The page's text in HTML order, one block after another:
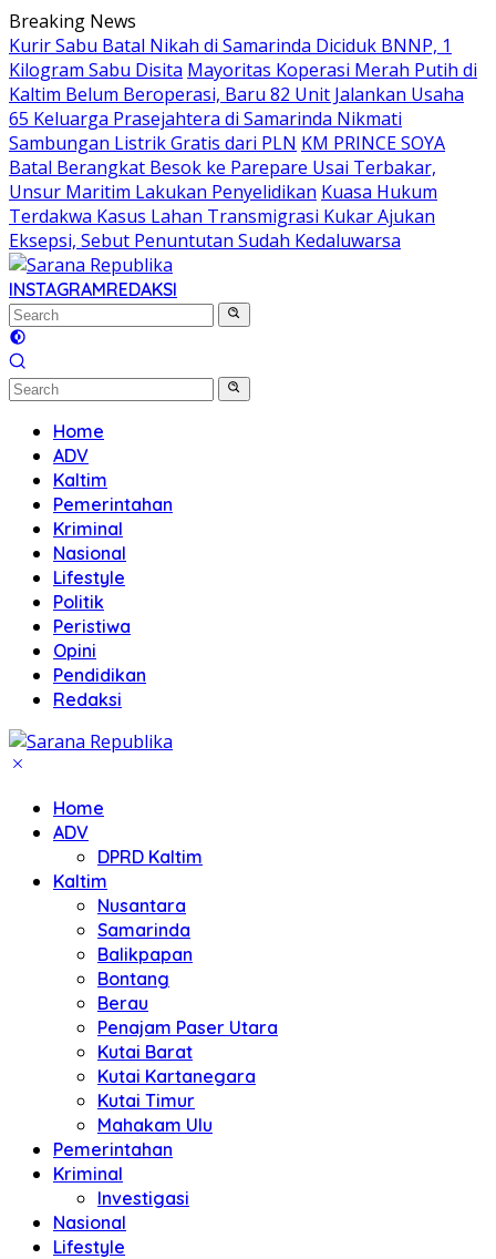
Skip
to
content
Breaking News
Kurir Sabu Batal Nikah di Samarinda Diciduk BNNP, 1
Kilogram Sabu Disita Mayoritas Koperasi Merah Putih di
Kaltim Belum Beroperasi, Baru 82 Unit Jalankan Usaha
65 Keluarga Prasejahtera di Samarinda Nikmati
Sambungan Listrik Gratis dari PLN KM PRINCE SOYA
Batal Berangkat Besok ke Parepare Usai Terbakar,
Unsur Maritim Lakukan Penyelidikan Kuasa Hukum
Terdakwa Kasus Lahan Transmigrasi Kukar Ajukan
Eksepsi, Sebut Penuntutan Sudah Kedaluwarsa
INSTAGRAMREDAKSI
Home
ADV
Kaltim
Pemerintahan
Kriminal
Nasional
Lifestyle
Politik
Peristiwa
Opini
Pendidikan
Redaksi
Home
ADV
DPRD Kaltim
Kaltim
Nusantara
Samarinda
Balikpapan
Bontang
Berau
Penajam Paser Utara
Kutai Barat
Kutai Kartanegara
Kutai Timur
Mahakam Ulu
Pemerintahan
Kriminal
Investigasi
Nasional
Lifestyle